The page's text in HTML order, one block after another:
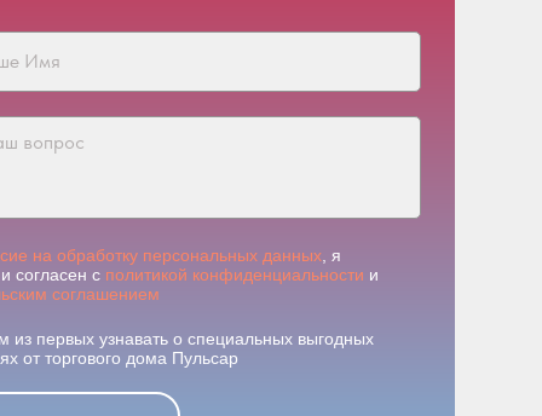
на обработку персональных данных , я
согласен с политикой конфиденциальности и
соглашением
из первых узнавать о специальных выгодных
от торгового дома Пульсар